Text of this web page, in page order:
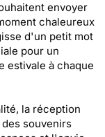
envoyer
chaleureux
d'un petit mot
pour un
estivale à chaque
la réception
souvenirs